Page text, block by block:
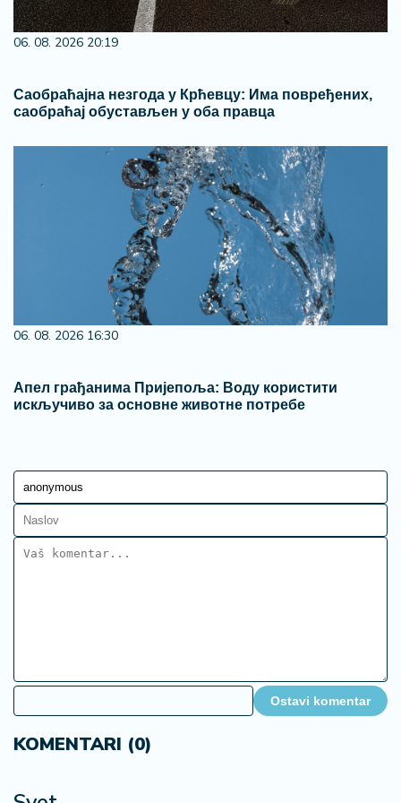
06. 08. 2026 20:19
Саобраћајна незгода у Крћевцу: Има повређених,
саобраћај обустављен у оба правца
06. 08. 2026 16:30
Апел грађанима Пријепоља: Воду користити
искључиво за основне животне потребе
Ostavi komentar
KOMENTARI (0)